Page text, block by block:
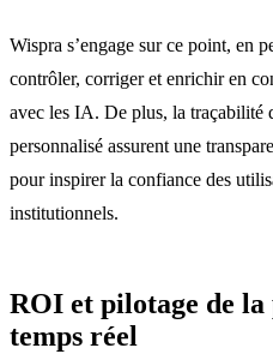
Wispra s’engage sur ce point, en
contrôler, corriger et enrichir en
avec les IA. De plus, la traçabilité
personnalisé assurent une
pour inspirer la confiance des
institutionnels.
ROI et pilotage de
temps réel